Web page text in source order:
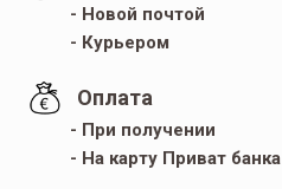
- Новой почтой
- Курьером
Оплата
- При получении
- На карту Приват банка